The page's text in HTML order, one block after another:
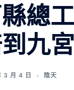
總
九
3 月 4 日 陰天